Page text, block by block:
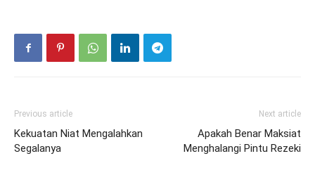
Previous article
Kekuatan Niat Mengalahkan
Segalanya
Next article
Apakah Benar Maksiat
Menghalangi Pintu Rezeki